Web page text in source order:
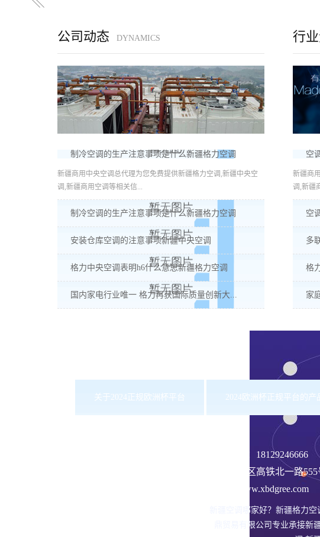
公司动态 DYNAMICS
制冷空调的生产注意事项是什么新疆格力空调
新疆商用中央空调总代理为您免费提供新疆格力空调,新疆中央空
调,新疆商用空调等相关信...
制冷空调的生产注意事项是什么新疆格力空调
安装仓库空调的注意事项新疆中央空调
格力中央空调表明h6什么意思新疆格力空调
国内家电行业唯一 格力再获国际质量创新大...
行
空
新疆商
调,新疆
空
多
格
家
关于2024正规欧洲杯平台 2024欧洲杯正规平台的产
18129246666
沙依巴克区高铁北一路
网址：www.xbdgree.com
新疆空调哪家好？新疆格力
鼎贸易有限公司专业承接新